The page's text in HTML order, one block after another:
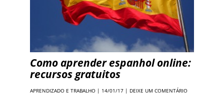
Como aprender espanhol online:
recursos gratuitos
APRENDIZADO E TRABALHO | 14/01/17 | DEIXE UM COMENTÁRIO